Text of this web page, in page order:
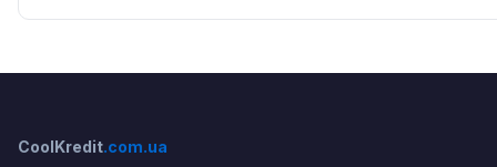
CoolKredit.com.ua